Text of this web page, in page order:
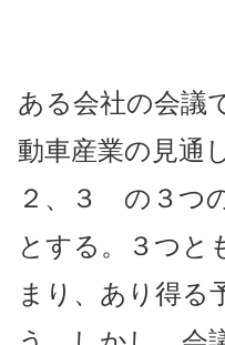
ある会社の会議
動車産業の見通
２、３ の３つ
とする。３つと
まり、あり得る